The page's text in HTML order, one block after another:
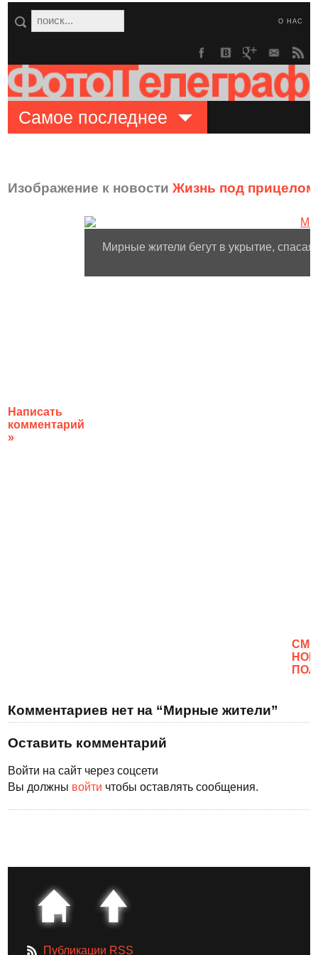
О НАС
Самое последнее
Изображение к новостиЖизнь под
Написать
комментарий
»
Мирные жители бегут в укрытие,
Комментариев нет на “Мирные жители”
Оставить комментарий
Войти на сайт через соцсети
Вы должны войти чтобы оставлять сообщения.
Публикации RSS